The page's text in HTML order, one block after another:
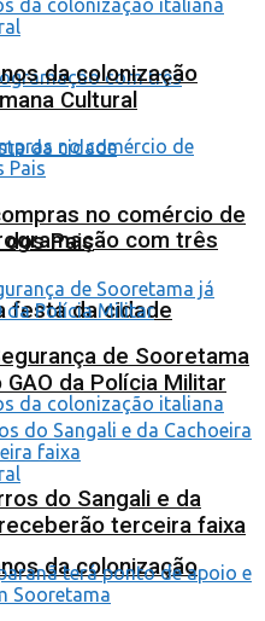
com três
festa da cidade
da colonização
da colonização
Cultural
no comércio de
Pais
de Sooretama
da Polícia Militar
do Sangali e da
terceira faixa